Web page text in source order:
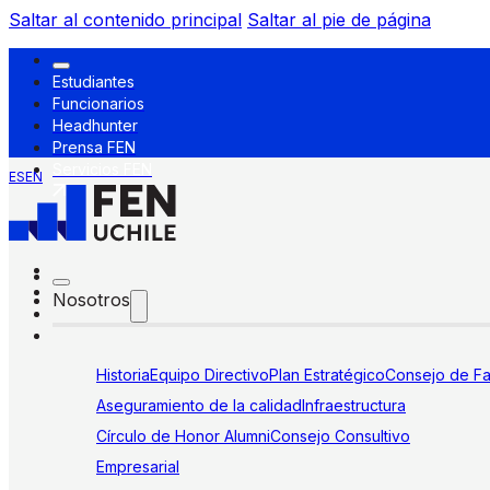
Saltar al contenido principal Saltar al pie de página
Estudiantes
Funcionarios
Headhunter
Prensa FEN
ESEN
Nosotros
HistoriaEquipo DirectivoPlan EstratégicoConsejo de
Aseguramiento de la calidadInfraestructura
Círculo de Honor AlumniConsejo Consultivo
Empresarial